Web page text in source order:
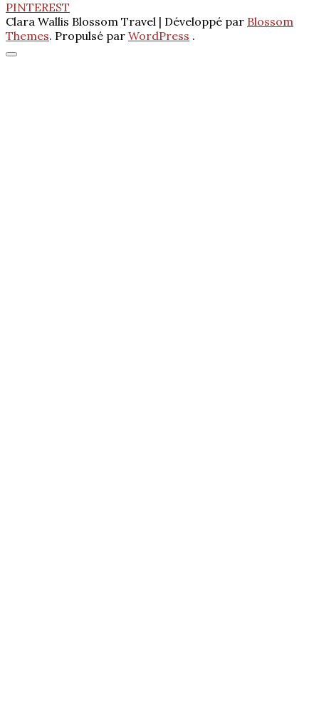
PINTEREST
Clara Wallis Blossom Travel | Développé par Blossom
Themes. Propulsé par WordPress .